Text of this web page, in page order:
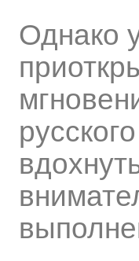
Однако